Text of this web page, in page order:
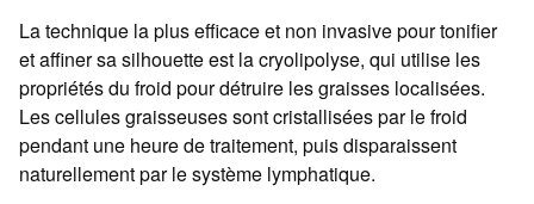
La technique la plus efficace et non invasive pour tonifier
et affiner sa silhouette est la cryolipolyse, qui utilise les
propriétés du froid pour détruire les graisses localisées.
Les cellules graisseuses sont cristallisées par le froid
pendant une heure de traitement, puis disparaissent
naturellement par le système lymphatique.